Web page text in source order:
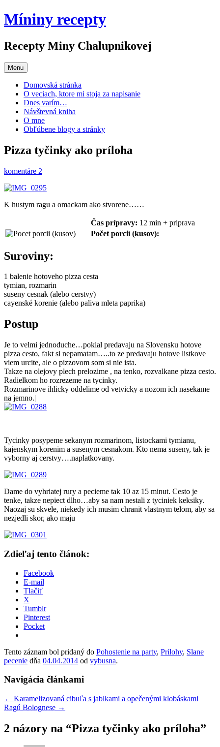
Preskočiť
na
Míniny recepty
Recepty Miny Chalupnikovej
Menu
Domovská stránka
O veciach, ktore mi stoja za napisanie
Dnes varím…
Návštevná kniha
O mne
Obľúbene blogy a stránky
Pizza tyčinky ako príloha
komentáre 2
K hustym ragu a omackam ako stvorene……
Čas prípravy: 12 min + priprava
Počet porcií (kusov):
Suroviny:
1 balenie hotoveho pizza cesta
tymian, rozmarin
suseny cesnak (alebo cerstvy)
cayenské korenie (alebo paliva mleta paprika)
Postup
Je to velmi jednoduche…pokial predavaju na Slovensku hotove
pizza cesto, fakt si nepamatam…..to ze predavaju hotove listkove
viem urcite, ale o pizzovom som si nie ista.
Takze na olejovy plech prelozime , na tenko, rozvalkane pizza cesto.
Radielkom ho rozrezeme na tycinky.
Rozmarinove ihlicky oddelime od vetvicky a nozom ich nasekame
na jemno.|
Tycinky posypeme sekanym rozmarinom, listockami tymianu,
kajenskym korenim a susenym cesnakom. Kto nema suseny, tak je
vyborny aj cerstvy….naplatkovany.
Dame do vyhriatej rury a pecieme tak 10 az 15 minut. Cesto je
tenke, takze nepiect dlho…aby sa nam nestali z tyciniek keksiky.
Naozaj su skvele, niekedy ich musim chranit vlastnym telom, aby sa
nezjedli skor, ako maju
Zdieľaj tento článok:
Facebook
E-mail
Tlačiť
X
Tumblr
Pinterest
Pocket
Tento záznam bol pridaný do Pohostenie na party, Prilohy, Slane
pecenie dňa 04.04.2014 od vybusna.
Navigácia článkami
← Karamelizovaná cibuľa s jablkami a opečenými klobáskami
Ragú Bolognese →
2 názory na “Pizza tyčinky ako príloha”